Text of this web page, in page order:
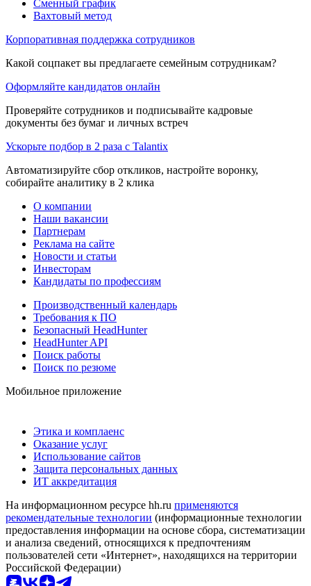
Сменный график
Вахтовый метод
Корпоративная поддержка сотрудников
Какой соцпакет вы предлагаете семейным сотрудникам?
Оформляйте кандидатов онлайн
Проверяйте сотрудников и подписывайте кадровые
документы без бумаг и личных встреч
Ускорьте подбор в 2 раза с Talantix
Автоматизируйте сбор откликов, настройте воронку,
собирайте аналитику в 2 клика
О компании
Наши вакансии
Партнерам
Реклама на сайте
Новости и статьи
Инвесторам
Кандидаты по профессиям
Производственный календарь
Требования к ПО
Безопасный HeadHunter
HeadHunter API
Поиск работы
Поиск по резюме
Мобильное приложение
Этика и комплаенс
Оказание услуг
Использование сайтов
Защита персональных данных
ИТ аккредитация
На информационном ресурсе hh.ru применяются
рекомендательные технологии (информационные технологии
предоставления информации на основе сбора, систематизации
и анализа сведений, относящихся к предпочтениям
пользователей сети «Интернет», находящихся на территории
Российской Федерации)